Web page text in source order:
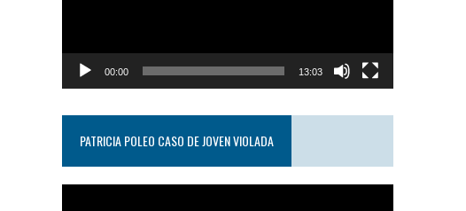
00:00 13:03
PATRICIA POLEO CASO DE JOVEN VIOLADA